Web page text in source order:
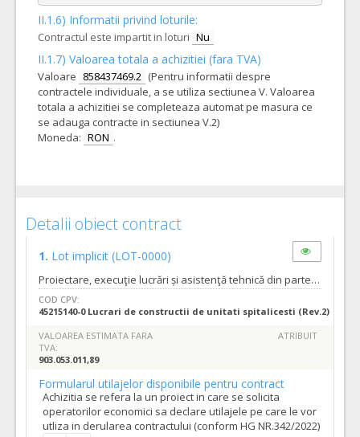
II.1.6) Informatii privind loturile:
Contractul este impartit in loturi Nu
II.1.7) Valoarea totala a achizitiei (fara TVA)
Valoare 858437469.2 (Pentru informatii despre
contractele individuale, a se utiliza sectiunea V. Valoarea
totala a achizitiei se completeaza automat pe masura ce
se adauga contracte in sectiunea V.2)
Moneda: RON .
Detalii obiect contract
1. Lot implicit (LOT-0000)
Proiectare, execuţie lucrări și asistenţă tehnică din partea proiectantului pentru obiectivul de investitii: “INSTITUTUL REGIONAL DE ONCOLOGIE TIMIȘOARA”
COD CPV:
45215140-0 Lucrari de constructii de unitati spitalicesti (Rev.2)
VALOAREA ESTIMATA FARA
TVA:
903.053.011,89
ATRIBUIT
Formularul utilajelor disponibile pentru contract
Achizitia se refera la un proiect in care se solicita
operatorilor economici sa declare utilajele pe care le vor
utliza in derularea contractului (conform HG NR.342/2022)